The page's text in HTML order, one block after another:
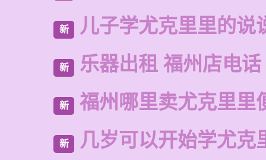
新 儿子学尤克里里的说
新 乐器出租 福州店电话
新 福州哪里卖尤克里里
新 几岁可以开始学尤克